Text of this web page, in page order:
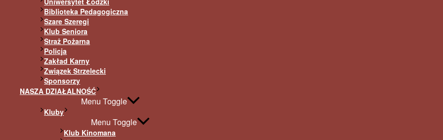
Biblioteka Pedagogiczna
Szare Szeregi
Klub Seniora
Straż Pożarna
Policja
Zakład Karny
Związek Strzelecki
Sponsorzy
NASZA DZIAŁALNOŚĆ
Menu Toggle
Kluby
Menu Toggle
Klub Kinomana